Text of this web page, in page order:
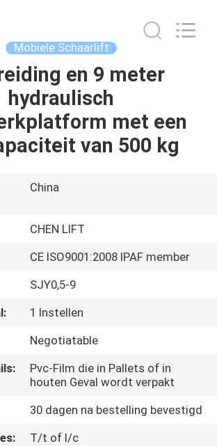
Mobiele Schaarlift
en 9 meter
hydraulisch
met een
van 500 kg
China
CHEN LIFT
CE ISO9001:2008 IPAF member
SJY0,5-9
1 Instellen
Negotiatable
Pvc-Film die in Pallets of in
houten Geval wordt verpakt
30 dagen na bestelling bevestigd
T/t of l/c